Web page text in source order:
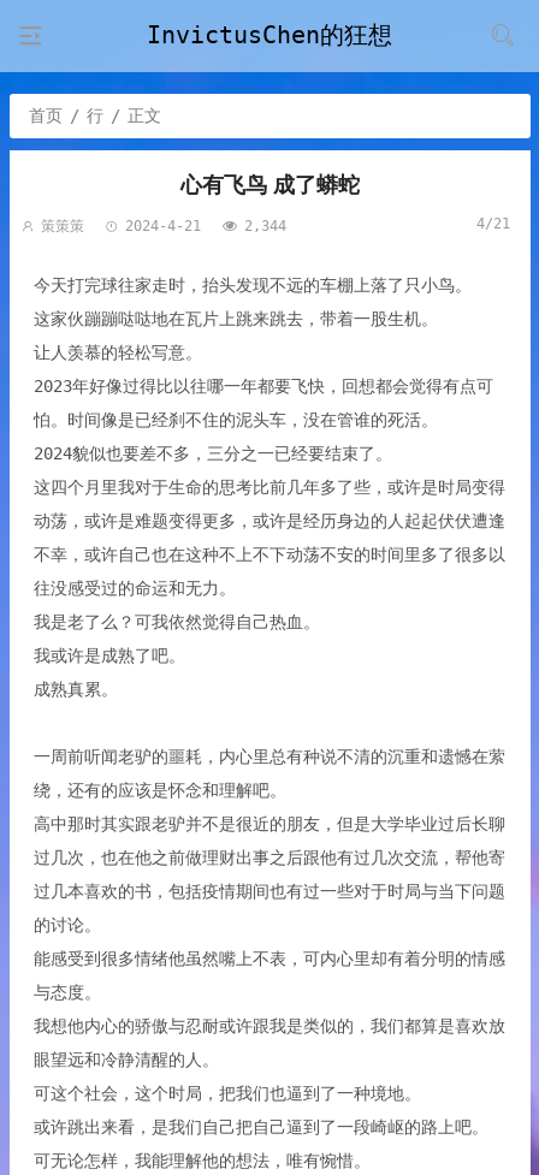
InvictusChen的狂想
首页 / 行 / 正文
心有飞鸟 成了蟒蛇
策策策 2024-4-21 2,344 4/21
今天打完球往家走时，抬头发现不远的车棚上落了只小鸟。
这家伙蹦蹦哒哒地在瓦片上跳来跳去，带着一股生机。
让人羡慕的轻松写意。
2023年好像过得比以往哪一年都要飞快，回想都会觉得有点可
怕。时间像是已经刹不住的泥头车，没在管谁的死活。
2024貌似也要差不多，三分之一已经要结束了。
这四个月里我对于生命的思考比前几年多了些，或许是时局变得
动荡，或许是难题变得更多，或许是经历身边的人起起伏伏遭逢
不幸，或许自己也在这种不上不下动荡不安的时间里多了很多以
往没感受过的命运和无力。
我是老了么？可我依然觉得自己热血。
我或许是成熟了吧。
成熟真累。
一周前听闻老驴的噩耗，内心里总有种说不清的沉重和遗憾在萦
绕，还有的应该是怀念和理解吧。
高中那时其实跟老驴并不是很近的朋友，但是大学毕业过后长聊
过几次，也在他之前做理财出事之后跟他有过几次交流，帮他寄
过几本喜欢的书，包括疫情期间也有过一些对于时局与当下问题
的讨论。
能感受到很多情绪他虽然嘴上不表，可内心里却有着分明的情感
与态度。
我想他内心的骄傲与忍耐或许跟我是类似的，我们都算是喜欢放
眼望远和冷静清醒的人。
可这个社会，这个时局，把我们也逼到了一种境地。
或许跳出来看，是我们自己把自己逼到了一段崎岖的路上吧。
可无论怎样，我能理解他的想法，唯有惋惜。